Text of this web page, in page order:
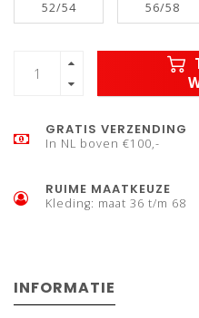
52/54 56/58
GRATIS VERZENDING
In NL boven €100,-
RUIME MAATKEUZE
Kleding: maat 36 t/m 68
INFORMATIE